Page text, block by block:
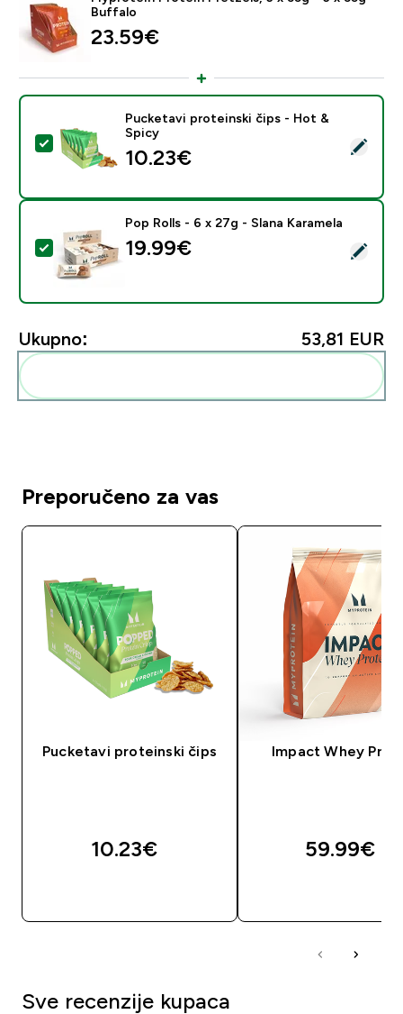
Buffalo
23.59€‎
Odaberi ovaj proizvod - Pucketavi proteinski čips -
Pucketavi proteinski čips - Hot &
Spicy
10.23€‎
Odaberi ovaj proizvod - Pop Rolls - 6 x 27g - Slana
Pop Rolls - 6 x 27g - Slana Karamela
19.99€‎
Ukupno: 53,81 EUR‎
Preporučeno za vas
Pucketavi proteinski čips
10.23€‎
Impact Whey
59.99€‎
Sve recenzije kupaca